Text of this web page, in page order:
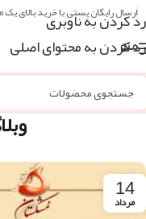
رد کردن به ناوبری
رد کردن به محتوای اصلی
ارسال رایگان پستی با خرید بالای
منو
14
مرداد